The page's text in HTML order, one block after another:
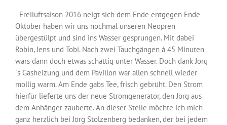
Freiluftsaison 2016 neigt sich dem Ende entgegen Ende
Oktober haben wir uns nochmal unseren Neopren
übergestülpt und sind ins Wasser gesprungen. Mit dabei
Robin, Jens und Tobi. Nach zwei Tauchgängen á 45 Minuten
wars dann doch etwas schattig unter Wasser. Doch dank Jörg
´s Gasheizung und dem Pavillon war allen schnell wieder
mollig warm. Am Ende gabs Tee, frisch gebrüht. Den Strom
hierfür lieferte uns der neue Stromgenerator, den Jörg aus
dem Anhänger zauberte. An dieser Stelle möchte ich mich
ganz herzlich bei Jörg Stolzenberg bedanken, der bei jedem